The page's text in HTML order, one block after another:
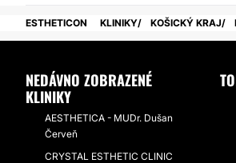
ESTHETICON KLINIKY KOŠICKÝ KRAJ
NEDÁVNO ZOBRAZENÉ
KLINIKY
AESTHETICA - MUDr. Dušan
Červeň
CRYSTAL ESTHETIC CLINIC